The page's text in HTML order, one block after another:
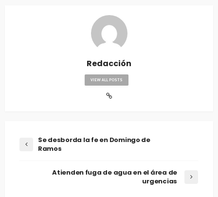
Redacción
VIEW ALL POSTS
Se desborda la fe en Domingo de
Ramos
Atienden fuga de agua en el área de
urgencias